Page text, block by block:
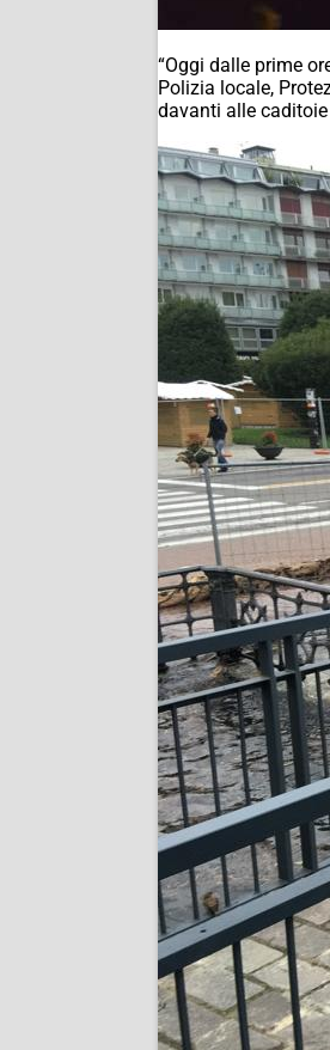
“Oggi dalle prime
Polizia locale,
davanti alle